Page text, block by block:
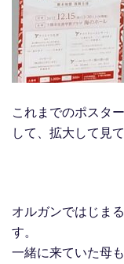
これまでのポスタ
して、拡大して見
オルガンではじま
す。
一緒に来ていた母